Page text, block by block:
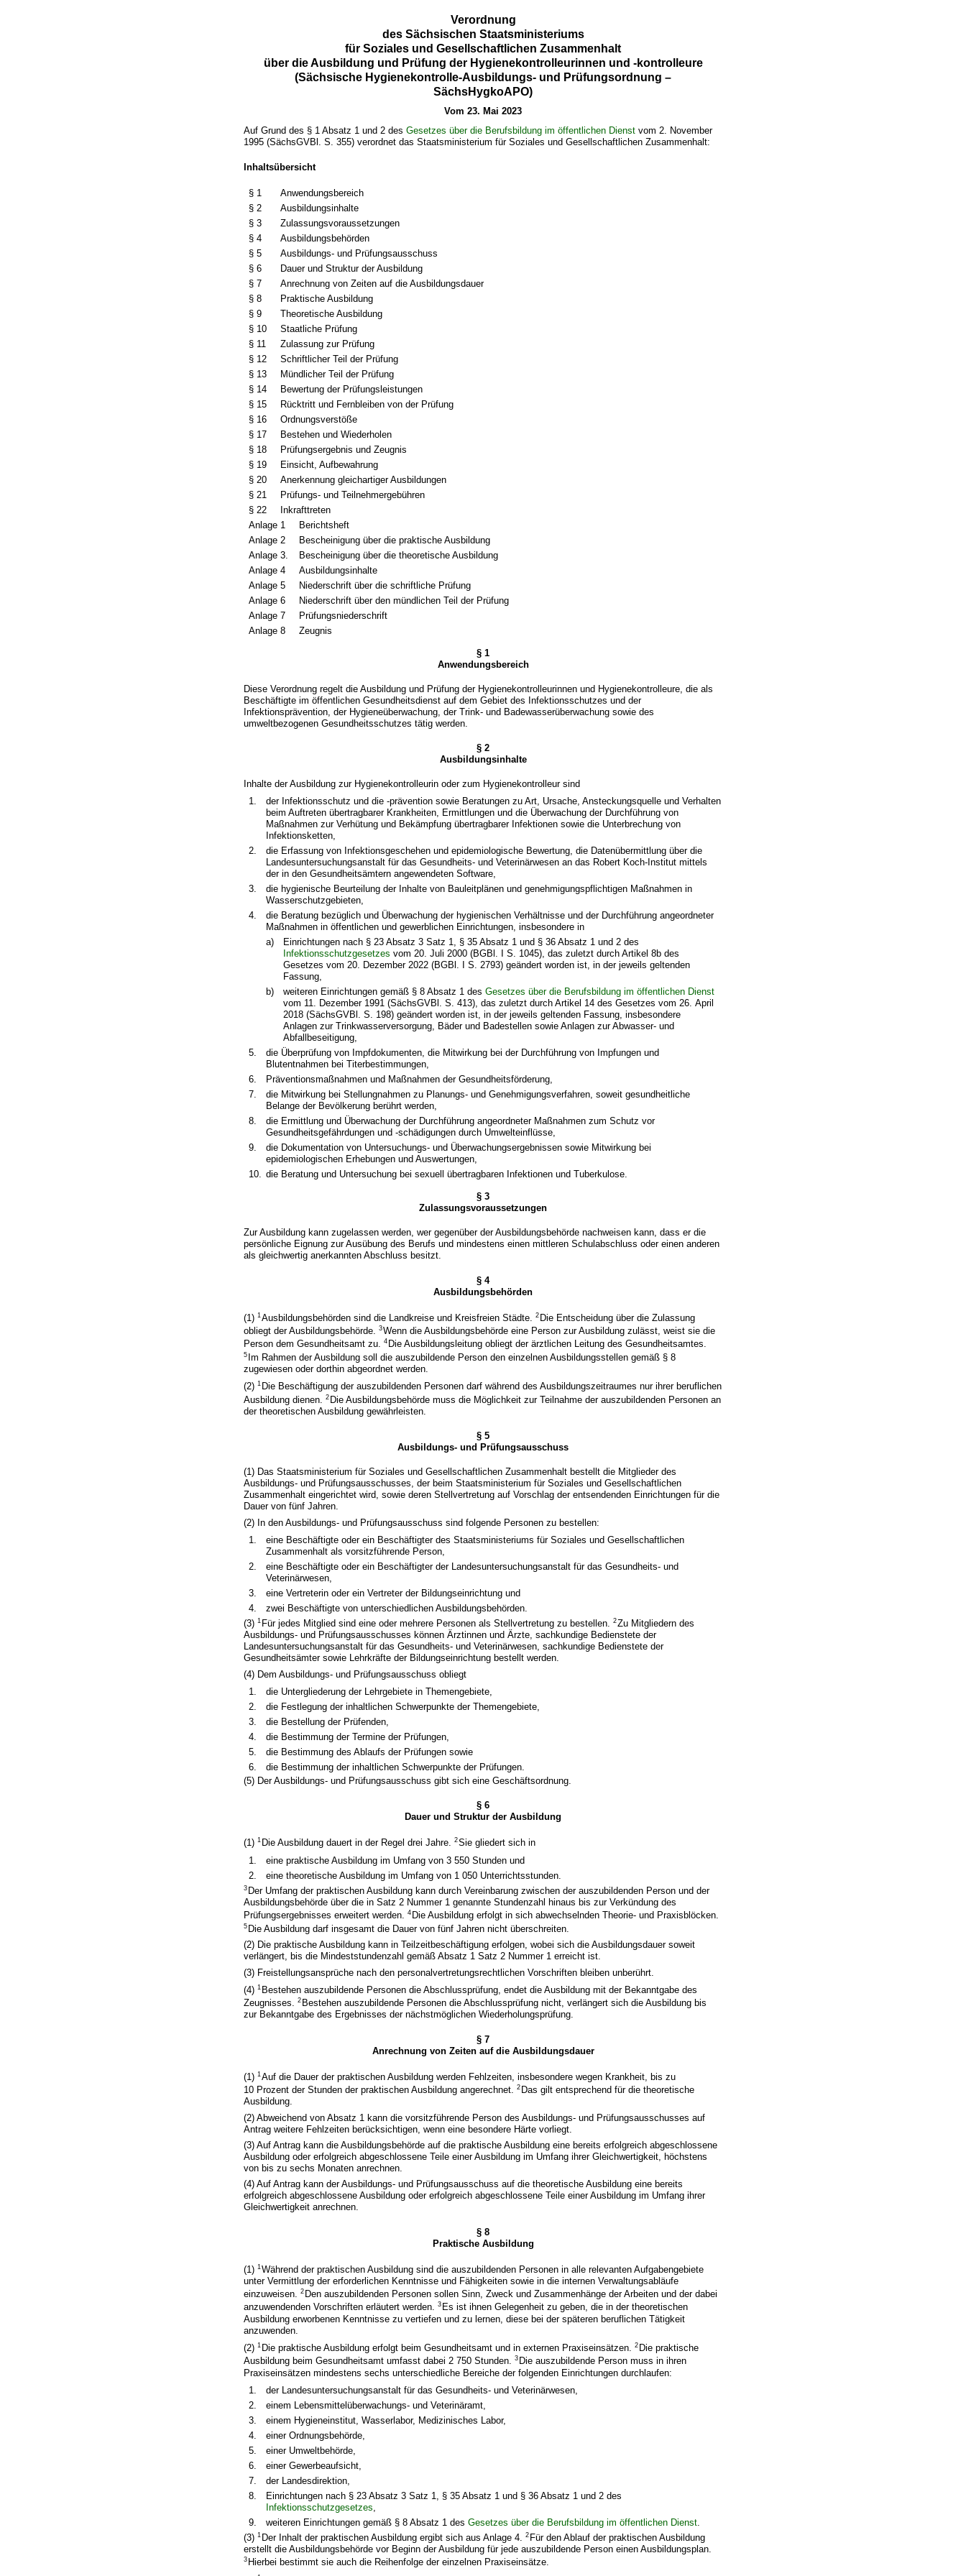
Verordnung
des Sächsischen Staatsministeriums
für Soziales und Gesellschaftlichen Zusammenhalt
über die Ausbildung und Prüfung der Hygienekontrolleurinnen und -kontrolleure
(Sächsische Hygienekontrolle-Ausbildungs- und Prüfungsordnung –
SächsHygkoAPO)
Vom 23. Mai 2023
Auf Grund des § 1 Absatz 1 und 2 desGesetzes über die Berufsbildung im öffentlichen Dienst vom 2. November
1995 (SächsGVBl. S. 355) verordnet das Staatsministerium für Soziales und Gesellschaftlichen Zusammenhalt:
Inhaltsübersicht
§ 1
Anwendungsbereich
§ 2
Ausbildungsinhalte
§ 3
Zulassungsvoraussetzungen
§ 4
Ausbildungsbehörden
§ 5
Ausbildungs- und Prüfungsausschuss
§ 6
Dauer und Struktur der Ausbildung
§ 7
Anrechnung von Zeiten auf die Ausbildungsdauer
§ 8
Praktische Ausbildung
§ 9
Theoretische Ausbildung
§ 10
Staatliche Prüfung
§ 11
Zulassung zur Prüfung
§ 12
Schriftlicher Teil der Prüfung
§ 13
Mündlicher Teil der Prüfung
§ 14
Bewertung der Prüfungsleistungen
§ 15
Rücktritt und Fernbleiben von der Prüfung
§ 16
Ordnungsverstöße
§ 17
Bestehen und Wiederholen
§ 18
Prüfungsergebnis und Zeugnis
§ 19
Einsicht, Aufbewahrung
§ 20
Anerkennung gleichartiger Ausbildungen
§ 21
Prüfungs- und Teilnehmergebühren
§ 22
Inkrafttreten
Anlage 1
Berichtsheft
Anlage 2
Bescheinigung über die praktische Ausbildung
Anlage 3.
Bescheinigung über die theoretische Ausbildung
Anlage 4
Ausbildungsinhalte
Anlage 5
Niederschrift über die schriftliche Prüfung
Anlage 6
Niederschrift über den mündlichen Teil der Prüfung
Anlage 7
Prüfungsniederschrift
Anlage 8
Zeugnis
§ 1
Anwendungsbereich
Diese Verordnung regelt die Ausbildung und Prüfung der Hygienekontrolleurinnen und Hygienekontrolleure, die als
Beschäftigte im öffentlichen Gesundheitsdienst auf dem Gebiet des Infektionsschutzes und der
Infektionsprävention, der Hygieneüberwachung, der Trink- und Badewasserüberwachung sowie des
umweltbezogenen Gesundheitsschutzes tätig werden.
§ 2
Ausbildungsinhalte
Inhalte der Ausbildung zur Hygienekontrolleurin oder zum Hygienekontrolleur sind
1.
der Infektionsschutz und die -prävention sowie Beratungen zu Art, Ursache, Ansteckungsquelle und Verhalten
beim Auftreten übertragbarer Krankheiten, Ermittlungen und die Überwachung der Durchführung von
Maßnahmen zur Verhütung und Bekämpfung übertragbarer Infektionen sowie die Unterbrechung von
Infektionsketten,
2.
die Erfassung von Infektionsgeschehen und epidemiologische Bewertung, die Datenübermittlung über die
Landesuntersuchungsanstalt für das Gesundheits- und Veterinärwesen an das Robert Koch-Institut mittels
der in den Gesundheitsämtern angewendeten Software,
3.
die hygienische Beurteilung der Inhalte von Bauleitplänen und genehmigungspflichtigen Maßnahmen in
Wasserschutzgebieten,
4.
die Beratung bezüglich und Überwachung der hygienischen Verhältnisse und der Durchführung angeordneter
Maßnahmen in öffentlichen und gewerblichen Einrichtungen, insbesondere in
a)
Einrichtungen nach § 23 Absatz 3 Satz 1, § 35 Absatz 1 und § 36 Absatz 1 und 2 des
Infektionsschutzgesetzes vom 20. Juli 2000 (BGBl. I S. 1045), das zuletzt durch Artikel 8b des
Gesetzes vom 20. Dezember 2022 (BGBl. I S. 2793) geändert worden ist, in der jeweils geltenden
Fassung,
b)
weiteren Einrichtungen gemäß § 8 Absatz 1 desGesetzes über die Berufsbildung im öffentlichen Dienst
vom 11. Dezember 1991 (SächsGVBl. S. 413), das zuletzt durch Artikel 14 des Gesetzes vom 26. April
2018 (SächsGVBl. S. 198) geändert worden ist, in der jeweils geltenden Fassung, insbesondere
Anlagen zur Trinkwasserversorgung, Bäder und Badestellen sowie Anlagen zur Abwasser- und
Abfallbeseitigung,
5.
die Überprüfung von Impfdokumenten, die Mitwirkung bei der Durchführung von Impfungen und
Blutentnahmen bei Titerbestimmungen,
6.
Präventionsmaßnahmen und Maßnahmen der Gesundheitsförderung,
7.
die Mitwirkung bei Stellungnahmen zu Planungs- und Genehmigungsverfahren, soweit gesundheitliche
Belange der Bevölkerung berührt werden,
8.
die Ermittlung und Überwachung der Durchführung angeordneter Maßnahmen zum Schutz vor
Gesundheitsgefährdungen und -schädigungen durch Umwelteinflüsse,
9.
die Dokumentation von Untersuchungs- und Überwachungsergebnissen sowie Mitwirkung bei
epidemiologischen Erhebungen und Auswertungen,
10. die Beratung und Untersuchung bei sexuell übertragbaren Infektionen und Tuberkulose.
§ 3
Zulassungsvoraussetzungen
Zur Ausbildung kann zugelassen werden, wer gegenüber der Ausbildungsbehörde nachweisen kann, dass er die
persönliche Eignung zur Ausübung des Berufs und mindestens einen mittleren Schulabschluss oder einen anderen
als gleichwertig anerkannten Abschluss besitzt.
§ 4
Ausbildungsbehörden
(1)1 Ausbildungsbehörden sind die Landkreise und Kreisfreien Städte.2 Die Entscheidung über die Zulassung
obliegt der Ausbildungsbehörde.3Wenn die Ausbildungsbehörde eine Person zur Ausbildung zulässt, weist sie die
Person dem Gesundheitsamt zu.4 Die Ausbildungsleitung obliegt der ärztlichen Leitung des Gesundheitsamtes.
5 Im Rahmen der Ausbildung soll die auszubildende Person den einzelnen Ausbildungsstellen gemäß § 8
zugewiesen oder dorthin abgeordnet werden.
(2)1 Die Beschäftigung der auszubildenden Personen darf während des Ausbildungszeitraumes nur ihrer beruflichen
Ausbildung dienen.2 Die Ausbildungsbehörde muss die Möglichkeit zur Teilnahme der auszubildenden Personen an
der theoretischen Ausbildung gewährleisten.
§ 5
Ausbildungs- und Prüfungsausschuss
(1) Das Staatsministerium für Soziales und Gesellschaftlichen Zusammenhalt bestellt die Mitglieder des
Ausbildungs- und Prüfungsausschusses, der beim Staatsministerium für Soziales und Gesellschaftlichen
Zusammenhalt eingerichtet wird, sowie deren Stellvertretung auf Vorschlag der entsendenden Einrichtungen für die
Dauer von fünf Jahren.
(2) In den Ausbildungs- und Prüfungsausschuss sind folgende Personen zu bestellen:
1.
eine Beschäftigte oder ein Beschäftigter des Staatsministeriums für Soziales und Gesellschaftlichen
Zusammenhalt als vorsitzführende Person,
2.
eine Beschäftigte oder ein Beschäftigter der Landesuntersuchungsanstalt für das Gesundheits- und
Veterinärwesen,
3.
eine Vertreterin oder ein Vertreter der Bildungseinrichtung und
4.
zwei Beschäftigte von unterschiedlichen Ausbildungsbehörden.
(3)1 Für jedes Mitglied sind eine oder mehrere Personen als Stellvertretung zu bestellen.2Zu Mitgliedern des
Ausbildungs- und Prüfungsausschusses können Ärztinnen und Ärzte, sachkundige Bedienstete der
Landesuntersuchungsanstalt für das Gesundheits- und Veterinärwesen, sachkundige Bedienstete der
Gesundheitsämter sowie Lehrkräfte der Bildungseinrichtung bestellt werden.
(4) Dem Ausbildungs- und Prüfungsausschuss obliegt
1.
die Untergliederung der Lehrgebiete in Themengebiete,
2.
die Festlegung der inhaltlichen Schwerpunkte der Themengebiete,
3.
die Bestellung der Prüfenden,
4.
die Bestimmung der Termine der Prüfungen,
5.
die Bestimmung des Ablaufs der Prüfungen sowie
6.
die Bestimmung der inhaltlichen Schwerpunkte der Prüfungen.
(5) Der Ausbildungs- und Prüfungsausschuss gibt sich eine Geschäftsordnung.
§ 6
Dauer und Struktur der Ausbildung
(1)1 Die Ausbildung dauert in der Regel drei Jahre.2Sie gliedert sich in
1.
eine praktische Ausbildung im Umfang von 3 550 Stunden und
2.
eine theoretische Ausbildung im Umfang von 1 050 Unterrichtsstunden.
3 Der Umfang der praktischen Ausbildung kann durch Vereinbarung zwischen der auszubildenden Person und der
Ausbildungsbehörde über die in Satz 2 Nummer 1 genannte Stundenzahl hinaus bis zur Verkündung des
Prüfungsergebnisses erweitert werden.4 Die Ausbildung erfolgt in sich abwechselnden Theorie- und Praxisblöcken.
5 Die Ausbildung darf insgesamt die Dauer von fünf Jahren nicht überschreiten.
(2) Die praktische Ausbildung kann in Teilzeitbeschäftigung erfolgen, wobei sich die Ausbildungsdauer soweit
verlängert, bis die Mindeststundenzahl gemäß Absatz 1 Satz 2 Nummer 1 erreicht ist.
(3) Freistellungsansprüche nach den personalvertretungsrechtlichen Vorschriften bleiben unberührt.
(4)1 Bestehen auszubildende Personen die Abschlussprüfung, endet die Ausbildung mit der Bekanntgabe des
Zeugnisses.2 Bestehen auszubildende Personen die Abschlussprüfung nicht, verlängert sich die Ausbildung bis
zur Bekanntgabe des Ergebnisses der nächstmöglichen Wiederholungsprüfung.
§ 7
Anrechnung von Zeiten auf die Ausbildungsdauer
(1)1 Auf die Dauer der praktischen Ausbildung werden Fehlzeiten, insbesondere wegen Krankheit, bis zu
10 Prozent der Stunden der praktischen Ausbildung angerechnet.2 Das gilt entsprechend für die theoretische
Ausbildung.
(2) Abweichend von Absatz 1 kann die vorsitzführende Person des Ausbildungs- und Prüfungsausschusses auf
Antrag weitere Fehlzeiten berücksichtigen, wenn eine besondere Härte vorliegt.
(3) Auf Antrag kann die Ausbildungsbehörde auf die praktische Ausbildung eine bereits erfolgreich abgeschlossene
Ausbildung oder erfolgreich abgeschlossene Teile einer Ausbildung im Umfang ihrer Gleichwertigkeit, höchstens
von bis zu sechs Monaten anrechnen.
(4) Auf Antrag kann der Ausbildungs- und Prüfungsausschuss auf die theoretische Ausbildung eine bereits
erfolgreich abgeschlossene Ausbildung oder erfolgreich abgeschlossene Teile einer Ausbildung im Umfang ihrer
Gleichwertigkeit anrechnen.
§ 8
Praktische Ausbildung
(1)1 Während der praktischen Ausbildung sind die auszubildenden Personen in alle relevanten Aufgabengebiete
unter Vermittlung der erforderlichen Kenntnisse und Fähigkeiten sowie in die internen Verwaltungsabläufe
einzuweisen.2 Den auszubildenden Personen sollen Sinn, Zweck und Zusammenhänge der Arbeiten und der dabei
anzuwendenden Vorschriften erläutert werden.3 Es ist ihnen Gelegenheit zu geben, die in der theoretischen
Ausbildung erworbenen Kenntnisse zu vertiefen und zu lernen, diese bei der späteren beruflichen Tätigkeit
anzuwenden.
(2)1 Die praktische Ausbildung erfolgt beim Gesundheitsamt und in externen Praxiseinsätzen.2 Die praktische
Ausbildung beim Gesundheitsamt umfasst dabei 2 750 Stunden.3 Die auszubildende Person muss in ihren
Praxiseinsätzen mindestens sechs unterschiedliche Bereiche der folgenden Einrichtungen durchlaufen:
1.
der Landesuntersuchungsanstalt für das Gesundheits- und Veterinärwesen,
2.
einem Lebensmittelüberwachungs- und Veterinäramt,
3.
einem Hygieneinstitut, Wasserlabor, Medizinisches Labor,
4.
einer Ordnungsbehörde,
5.
einer Umweltbehörde,
6.
einer Gewerbeaufsicht,
7.
der Landesdirektion,
8.
Einrichtungen nach § 23 Absatz 3 Satz 1, § 35 Absatz 1 und § 36 Absatz 1 und 2 des
Infektionsschutzgesetzes
9.
weiteren Einrichtungen gemäß § 8 Absatz 1 des Gesetzes über die Berufsbildung im öffentlichen Dienst.
(3)1 Der Inhalt der praktischen Ausbildung ergibt sich aus Anlage 4.2 Für den Ablauf der praktischen Ausbildung
erstellt die Ausbildungsbehörde vor Beginn der Ausbildung für jede auszubildende Person einen Ausbildungsplan.
3 Hierbei bestimmt sie auch die Reihenfolge der einzelnen Praxiseinsätze.